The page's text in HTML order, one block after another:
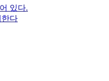
있다.
한다